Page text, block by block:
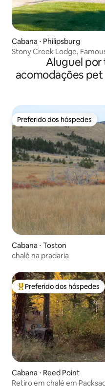
Cabana ⋅ Philipsburg
Stony Creek Lodge,
Aluguel
acomodações
Preferido dos hóspedes
Preferido dos hóspedes
Cabana ⋅ Toston
chalé na pradaria
Entre os melhores
Preferido dos hóspedes
Cabana ⋅ Reed Point
Retiro em chalé em